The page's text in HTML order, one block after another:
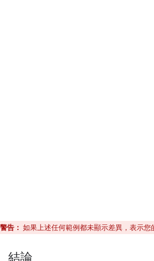
警告： 如果上述任何範例都未顯示差異，表示您
結論